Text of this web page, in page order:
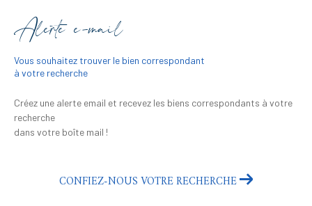
Alerte e-mail
Vous souhaitez trouver le bien correspondant
à votre recherche
Créez une alerte email et recevez les biens correspondants à votre
recherche
dans votre boîte mail !
CONFIEZ-NOUS VOTRE RECHERCHE